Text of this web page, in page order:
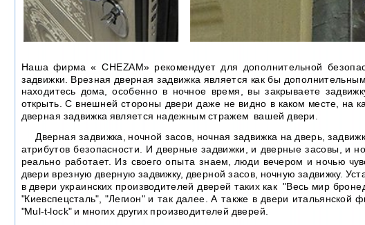
Наша фирма « CHEZAM» рекомендует для дополнительной
задвижки. Врезная дверная задвижка является как бы
находитесь дома, особенно в ночное время, вы закрываете
открыть. С внешней стороны двери даже не видно в каком месте, на
дверная задвижка является надежным стражем вашей двери.
Дверная задвижка, ночной засов, ночная задвижка на дверь,
атрибутов безопасности. И дверные задвижки, и дверные засовы, и
реально работает. Из своего опыта знаем, люди вечером и ночью
двери врезную дверную задвижку, дверной засов, ночную задвижку.
в двери украинских производителей дверей таких как "Весь мир
"Киевспецсталь", "Легион" и так далее. А также в двери
"Mul-t-lock" и многих других производителей дверей.